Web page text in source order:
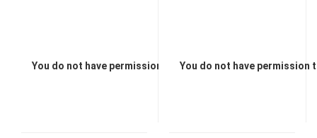
You do not have permission to view the prices
You do not have permission